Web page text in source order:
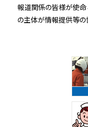
報道関係の皆様が使命
の主体が情報提供等の